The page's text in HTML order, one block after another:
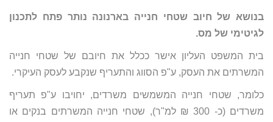
בנושא של חיוב שטחי חנייה בארנונה נותר פתח לתכנון
לגיטימי של מס.
בית המשפט העליון אישר ככלל את חיובם של שטחי חנייה
המשרתים את העסק, ע"פ הסווג והתעריף שנקבע לעסק העיקרי.
כלומר, שטחי חנייה המשמשים משרדים, יחויבו ע"פ תעריף
משרדים (כ- 300 ₪ למ"ר), שטחי חנייה המשרתים בנקים או